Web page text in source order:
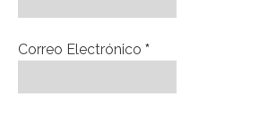
Correo Electrónico *